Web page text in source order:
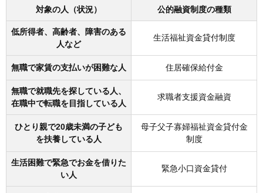
対象の人（状況） 公的融資制度の種類
低所得者、高齢者、障害のある
人など
生活福祉資金貸付制度
無職で家賃の支払いが困難な人 住居確保給付金
無職で就職先を探している人、
在職中で転職を目指している人
求職者支援資金融資
ひとり親で20歳未満の子ども
を扶養している人
母子父子寡婦福祉資金貸付金
制度
生活困難で緊急でお金を借りた
い人
緊急小口資金貸付